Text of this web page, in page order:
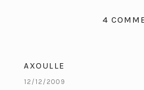
4
AXOULLE
12/12/2009